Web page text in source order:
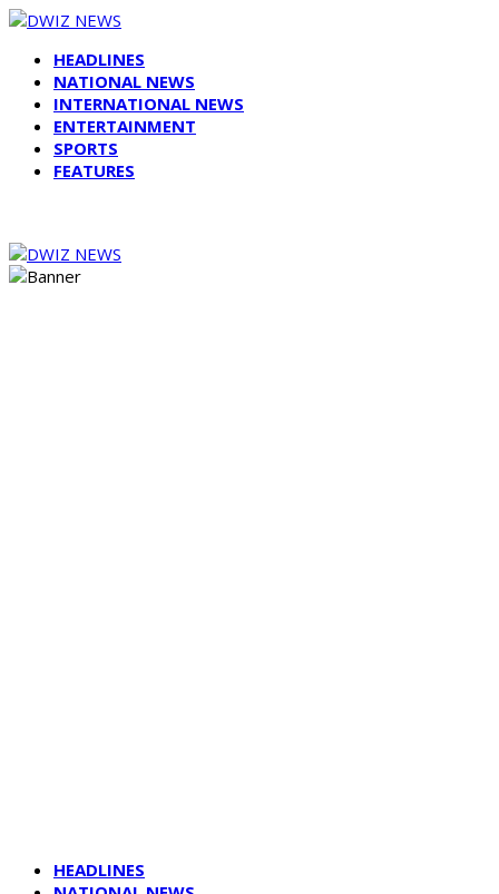
HEADLINES
NATIONAL NEWS
INTERNATIONAL NEWS
ENTERTAINMENT
SPORTS
FEATURES
HEADLINES